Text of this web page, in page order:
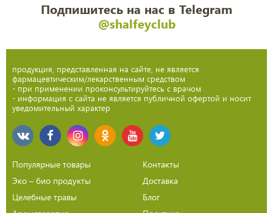
Подпишитесь на нас в Telegram
@shalfeyclub
продукция, представленная на сайте, не является
фармацевтическим/лекарственным средством
- при применении проконсультируйтесь с врачом
- информация с сайта не является публичной офертой и носит
уведомительный характер
Популярные товары
Эко – био продукты
Целебные травы
Контакты
Доставка
Блог